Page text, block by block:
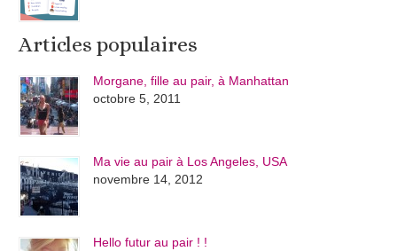
Articles populaires
Morgane, fille au pair, à Manhattan
octobre 5, 2011
Ma vie au pair à Los Angeles, USA
novembre 14, 2012
Hello futur au pair ! !